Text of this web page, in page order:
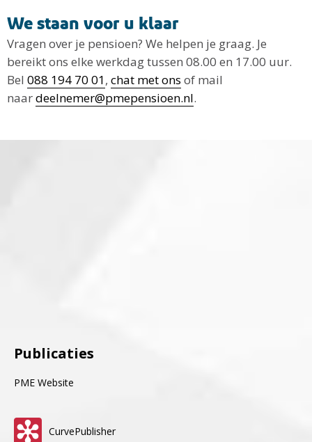
We staan voor u klaar
Vragen over je pensioen? We helpen je graag. Je
bereikt ons elke werkdag tussen 08.00 en 17.00 uur.
Bel 088 194 70 01, chat met ons of mail
naardeelnemer@pmepensioen.nl.
Publicaties
PME Website
CurvePublisher